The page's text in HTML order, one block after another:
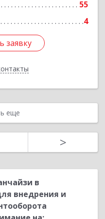
55
4
заявку
заявку
еще
>
в
внедрения и